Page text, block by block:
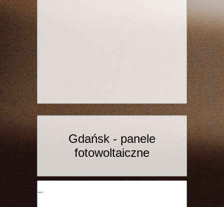
Gdańsk - panele
fotowoltaiczne